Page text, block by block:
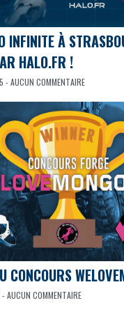
INFINITE À
HALO.FR !
COMMENTAIRE
CONCOURS
COMMENTAIRE